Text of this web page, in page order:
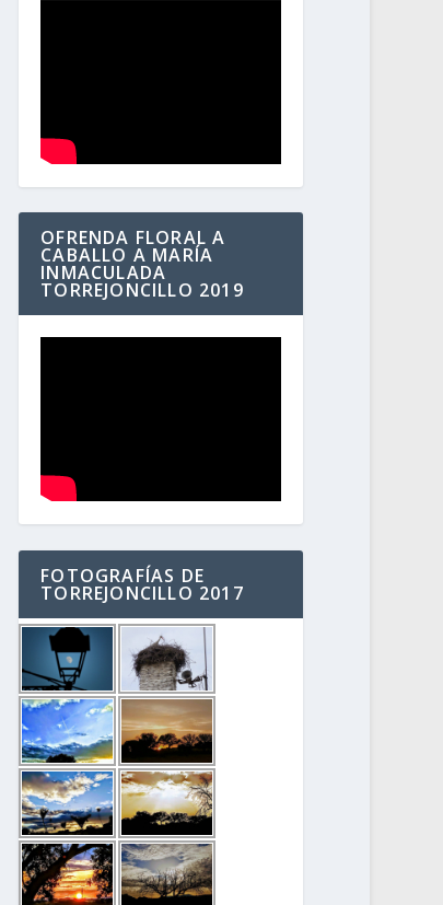
OFRENDA FLORAL A
CABALLO A MARÍA
INMACULADA
TORREJONCILLO 2019
FOTOGRAFÍAS DE
TORREJONCILLO 2017